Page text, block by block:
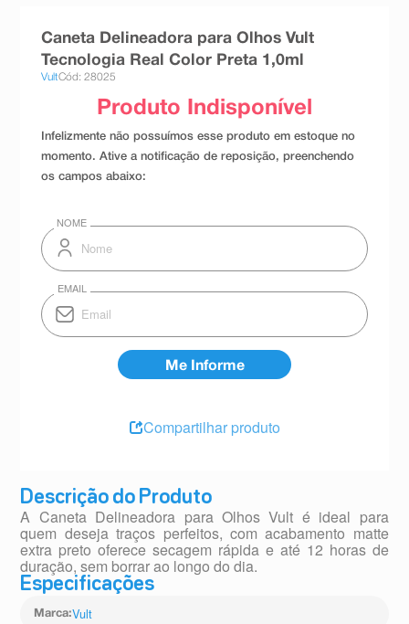
Descrição do Produto
A Caneta Delineadora para Olhos Vult é ideal para
quem deseja traços perfeitos, com acabamento matte
extra preto oferece secagem rápida e até 12 horas de
duração, sem borrar ao longo do dia.
Especificações
Marca:Vult
Caneta Delineadora para Olhos Vult
Tecnologia Real Color Preta 1,0ml
VultCód: 28025
Compartilhar produto
absorvente
ºshampoo